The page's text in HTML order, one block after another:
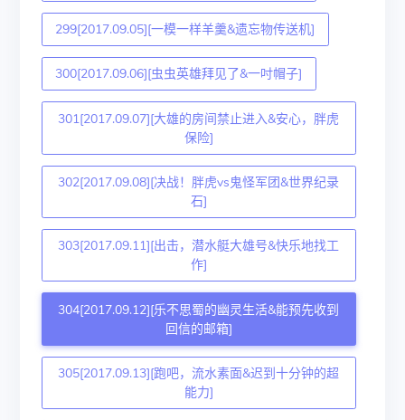
299[2017.09.05][一模一样羊羹&遗忘物传送机]
300[2017.09.06][虫虫英雄拜见了&一吋帽子]
301[2017.09.07][大雄的房间禁止进入&安心，胖虎
保险]
302[2017.09.08][决战！胖虎vs鬼怪军团&世界纪录
石]
303[2017.09.11][出击，潜水艇大雄号&快乐地找工
作]
304[2017.09.12][乐不思蜀的幽灵生活&能预先收到
回信的邮箱]
305[2017.09.13][跑吧，流水素面&迟到十分钟的超
能力]